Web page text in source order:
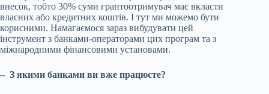
внесок, тобто 30% суми грантоотримувач має вкласти
власних або кредитних коштів. І тут ми можемо бути
корисними. Намагаємося зараз вибудувати цей
інструмент з банками-операторами цих програм та з
міжнародними фінансовими установами.
– З якими банками ви вже працюєте?